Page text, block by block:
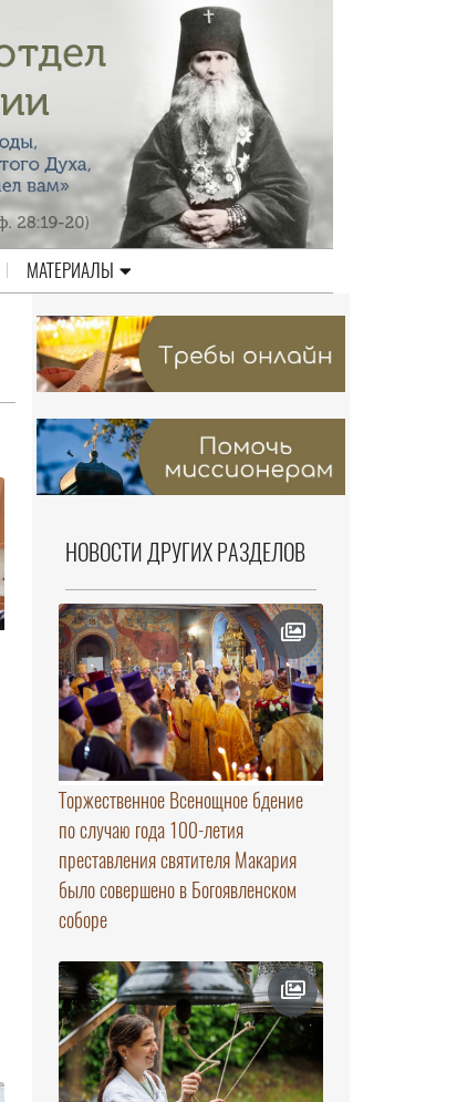
МАТЕРИАЛЫ
НОВОСТИ ДРУГИХ РАЗДЕЛОВ
Торжественное Всенощное бдение
по случаю года 100-летия
преставления святителя Макария
было совершено в Богоявленском
соборе